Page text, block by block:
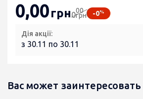
0,00грн000
грн -0%
Дія акції:
з 30.11 по 30.11
Вас может заинтересовать